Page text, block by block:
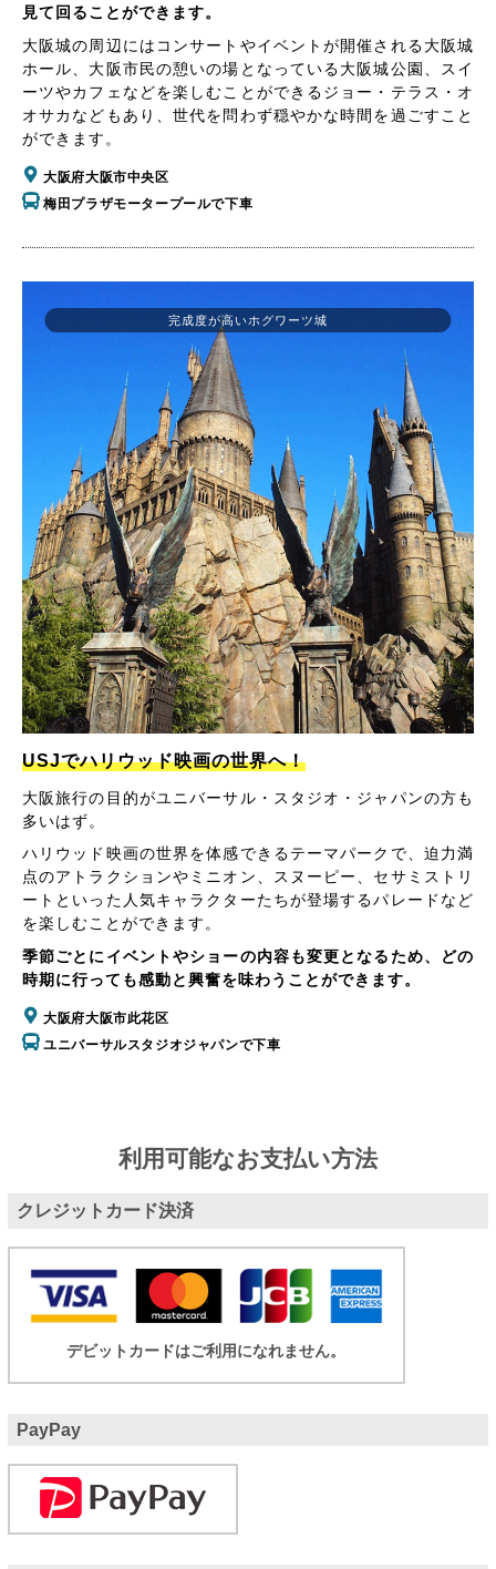
見て回ることができます。
大阪城の周辺にはコンサートやイベントが開催される大阪城
ホール、大阪市民の憩いの場となっている大阪城公園、スイ
ーツやカフェなどを楽しむことができるジョー・テラス・オ
オサカなどもあり、世代を問わず穏やかな時間を過ごすこと
ができます。
大阪府大阪市中央区
梅田プラザモータープールで下車
USJでハリウッド映画の世界へ！
大阪旅行の目的がユニバーサル・スタジオ・ジャパンの方も
多いはず。
ハリウッド映画の世界を体感できるテーマパークで、迫力満
点のアトラクションやミニオン、スヌーピー、セサミストリ
ートといった人気キャラクターたちが登場するパレードなど
を楽しむことができます。
季節ごとにイベントやショーの内容も変更となるため、どの
時期に行っても感動と興奮を味わうことができます。
大阪府大阪市此花区
ユニバーサルスタジオジャパンで下車
完成度が高いホグワーツ城
利用可能なお支払い方法
クレジットカード決済
デビットカードはご利用になれません。
PayPay